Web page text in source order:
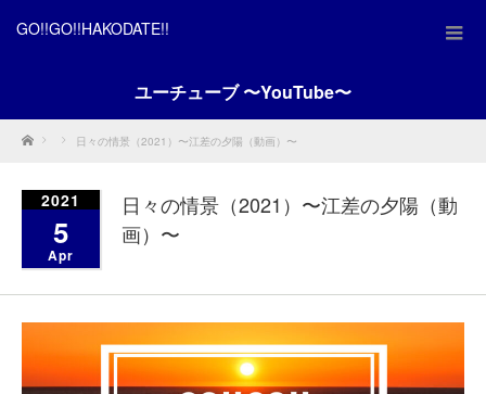
GO!!GO!!HAKODATE!!
ユーチューブ 〜YouTube〜
Home 日々の情景（2021）〜江差の夕陽（動画）〜
2021
5
Apr
日々の情景（2021）〜江差の夕陽（動
画）〜